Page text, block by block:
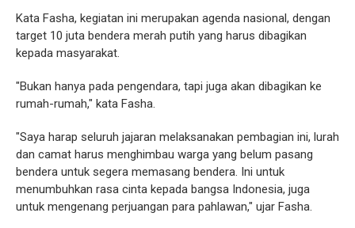
Kata Fasha, kegiatan ini merupakan agenda nasional, dengan
target 10 juta bendera merah putih yang harus dibagikan
kepada masyarakat.
"Bukan hanya pada pengendara, tapi juga akan dibagikan ke
rumah-rumah," kata Fasha.
"Saya harap seluruh jajaran melaksanakan pembagian ini, lurah
dan camat harus menghimbau warga yang belum pasang
bendera untuk segera memasang bendera. Ini untuk
menumbuhkan rasa cinta kepada bangsa Indonesia, juga
untuk mengenang perjuangan para pahlawan," ujar Fasha.